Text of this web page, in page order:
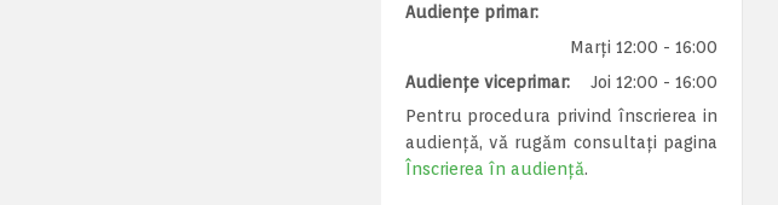
Audiențe primar:
Marți 12:00 - 16:00
Audiențe viceprimar:
Joi 12:00 - 16:00
Pentru procedura privind înscrierea in
audiență, vă rugăm consultați pagina
Înscrierea în audiență.